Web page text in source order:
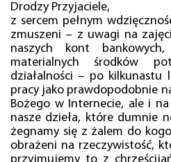
Drodzy Przyjaciele,
z sercem pełnym
zmuszeni – z uwagi na
naszych kont
materialnych środków
działalności – po
pracy jako prawdopodobnie
Bożego w Internecie, ale i
nasze dzieła, które dumnie
żegnamy się z żalem do
obrażeni na rzeczywistość,